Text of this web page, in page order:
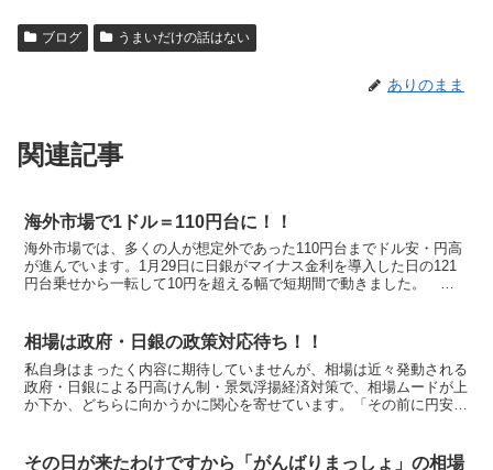
ブログ うまいだけの話はない
ありのまま
関連記事
海外市場で1ドル＝110円台に！！
海外市場では、多くの人が想定外であった110円台までドル安・円高
が進んでいます。1月29日に日銀がマイナス金利を導入した日の121
円台乗せから一転して10円を超える幅で短期間で動きました。 私
相場は政府・日銀の政策対応待ち！！
私自身はまったく内容に期待していませんが、相場は近々発動される
政府・日銀による円高けん制・景気浮揚経済対策で、相場ムードが上
か下か、どちらに向かうかに関心を寄せています。「その前に円安・
その日が来たわけですから「がんばりまっしょ」の相場